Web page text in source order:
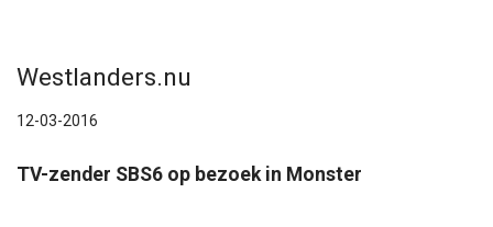
Westlanders.nu
12-03-2016
TV-zender SBS6 op bezoek in Monster